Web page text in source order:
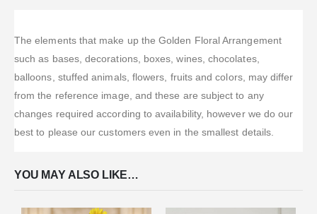
The elements that make up the Golden Floral Arrangement
such as bases, decorations, boxes, wines, chocolates,
balloons, stuffed animals, flowers, fruits and colors, may differ
from the reference image, and these are subject to any
changes required according to availability, however we do our
best to please our customers even in the smallest details.
YOU MAY ALSO LIKE…